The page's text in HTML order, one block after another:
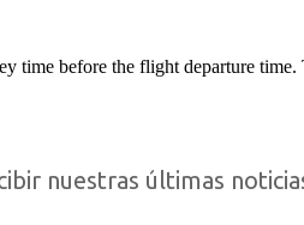
time before the flight departure
nuestras últimas